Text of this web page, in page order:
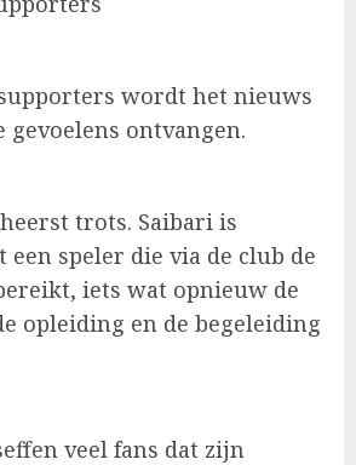
supporters wordt het nieuws
gevoelens ontvangen.
trots. Saibari is
speler die via de club de
iets wat opnieuw de
opleiding en de begeleiding
veel fans dat zijn